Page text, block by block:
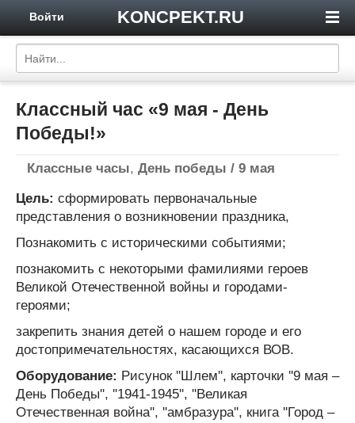
KONCPEKT.RU
Войти
Классный час «9 мая - День
Победы!»
Классные часы, День победы / 9 мая
Цель: сформировать первоначальные
представления о возникновении праздника,
Познакомить с историческими событиями;
познакомить с некоторыми фамилиями героев
Великой Отечественной войны и городами-
героями;
закрепить знания детей о нашем городе и его
достопримечательностях, касающихся ВОВ.
Оборудование: Рисунок ''Шлем'', карточки ''9 мая –
День Победы'', ''1941-1945'', ''Великая
Отечественная война'', ''амбразура'', книга ''Город –